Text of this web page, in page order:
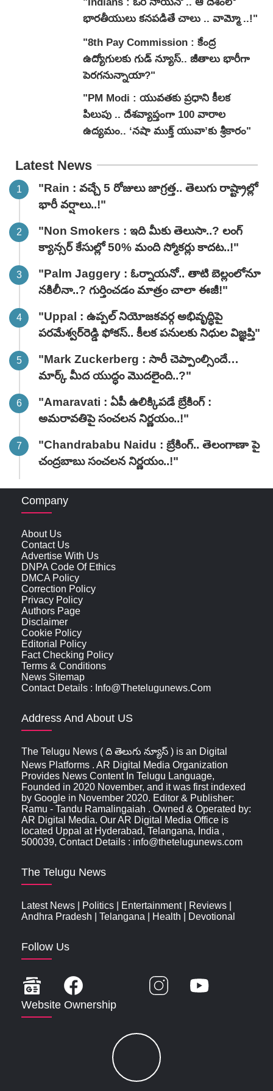
భారతీయులు కనపడితే చాలు .. వామ్మో ..!"
"8th Pay Commission : కేంద్ర
ఉద్యోగులకు గుడ్ న్యూస్.. జీతాలు భారీగా
పెరగనున్నాయా?"
"PM Modi : యువతకు ప్రధాని కీలక
పిలుపు .. దేశవ్యాప్తంగా 100 వారాల
ఉద్యమం.. ‘నషా ముక్త్ యువా’కు శ్రీకారం"
Latest News
"Rain : వచ్చే 5 రోజులు జాగ్రత్త.. తెలుగు రాష్ట్రాల్లో
భారీ వ‌ర్షాలు..!"
"Non Smokers : ఇది మీకు తెలుసా..? లంగ్
క్యాన్సర్ కేసుల్లో 50% మంది స్మోకర్లు కాదట..!"
"Palm Jaggery : ఓర్నాయనో.. తాటి బెల్లంలోనూ
నకిలీనా..? గుర్తించడం మాత్రం చాలా ఈజీ!"
"Uppal : ఉప్పల్ నియోజకవర్గ అభివృద్ధిపై
పరమేశ్వర్‌రెడ్డి ఫోకస్.. కీలక పనులకు నిధుల విజ్ఞప్తి"
"Mark Zuckerberg : సారీ చెప్పాంల్సిందే…
మార్క్ మీద యుద్ధం మొదలైంది..?"
"Amaravati : ఏపీ ఉలిక్కిపడే బ్రేకింగ్ :
అమరావతిపై సంచలన నిర్ణయం..!"
"Chandrababu Naidu : బ్రేకింగ్.. తెలంగాణా పై
చంద్రబాబు సంచలన నిర్ణయం..!"
Company
About Us
Contact Us
Advertise With Us
DNPA Code Of Ethics
DMCA Policy
Correction Policy
Privacy Policy
Authors Page
Disclaimer
Cookie Policy
Editorial Policy
Fact Checking Policy
Terms & Conditions
News Sitemap
Contact Details : Info@thetelugunews.com
Address And About US
The Telugu News ( ది తెలుగు న్యూస్‌ ) is an Digital
News Platforms . AR Digital Media Organization
Provides News Content In Telugu Language,
Founded in 2020 November, and it was first indexed
by Google in November 2020. Editor & Publisher:
Ramu - Tandu Ramalingaiah . Owned & Operated by:
AR Digital Media. Our AR Digital Media Office is
located Uppal at Hyderabad, Telangana, India ,
500039, Contact Details : info@thetelugunews.com
The Telugu News
Latest News Politics Entertainment| Reviews
Andhra Pradesh
Telangana Health Devotional
Follow Us
Website Ownership